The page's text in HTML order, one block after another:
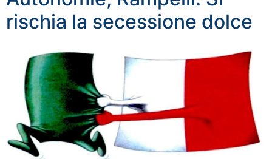
rischia la secessione dolce